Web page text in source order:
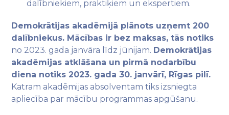
dalībniekiem, praktiķiem un ekspertiem.
Demokrātijas akadēmijā plānots uzņemt 200
dalībniekus. Mācības ir bez maksas, tās notiks
no 2023. gada janvāra līdz jūnijam. Demokrātijas
akadēmijas atklāšana un pirmā nodarbību
diena notiks 2023. gada 30. janvārī, Rīgas pilī.
Katram akadēmijas absolventam tiks izsniegta
apliecība par mācību programmas apgūšanu.